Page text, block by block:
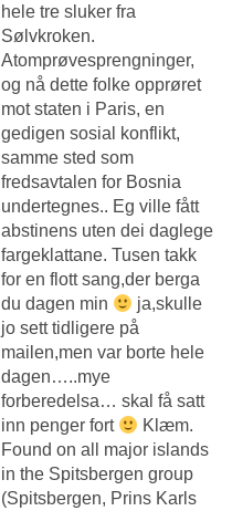
hele tre sluker fra
Sølvkroken.
Atomprøvesprengninger,
og nå dette folke opprøret
mot staten i Paris, en
gedigen sosial konflikt,
samme sted som
fredsavtalen for Bosnia
undertegnes.. Eg ville fått
abstinens uten dei daglege
fargeklattane. Tusen takk
for en flott sang,der berga
du dagen min
ja,skulle
jo sett tidligere på
mailen,men var borte hele
dagen…..mye
forberedelsa… skal få satt
inn penger fort
Klæm.
Found on all major islands
in the Spitsbergen group
(Spitsbergen, Prins Karls